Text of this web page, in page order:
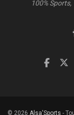
100%
© 2026 Alsa'Sports -